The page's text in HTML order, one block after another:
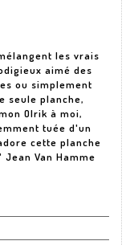
les vrais
aimé des
ou simplement
seule planche,
Olrik à moi,
tuée d'un
cette planche
Van Hamme